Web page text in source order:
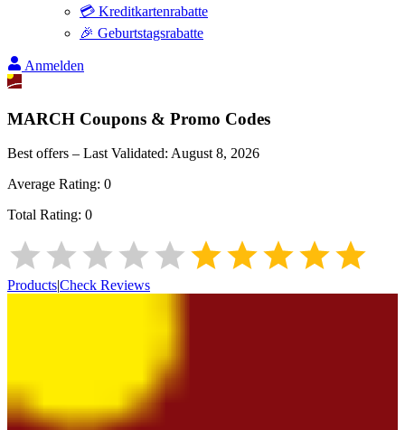
💳 Kreditkartenrabatte
🎉 Geburtstagsrabatte
Anmelden
MARCH Coupons & Promo Codes
Best offers – Last Validated: August 8, 2026
Average Rating: 0
Total Rating: 0
Products|Check Reviews